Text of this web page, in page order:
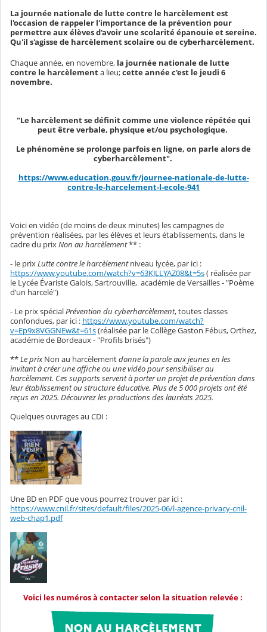
La journée nationale de lutte contre le harcèlement est
l'occasion de rappeler l'importance de la prévention pour
permettre aux élèves d'avoir une scolarité épanouie et sereine.
Qu'il s'agisse de harcèlement scolaire ou de cyberharcèlement.
Chaque année, en novembre, la journée nationale de lutte
contre le harcèlementa lieu;cette année c'est le jeudi 6
novembre.
"Le harcèlement se définit comme une violence répétée qui
peut être verbale, physique et/ou psychologique.
Le phénomène se prolonge parfois en ligne, on parle alors de
cyberharcèlement".
https://www.education.gouv.fr/journee-nationale-de-lutte-
contre-le-harcelement-l-ecole-941
Voici en vidéo (de moins de deux minutes) les campagnes de
prévention réalisées, par les élèves et leurs établissements, dans le
cadre du prixNon au harcèlement** :
- le prixLutte contre le harcèlementniveau lycée, par ici :
https://www.youtube.com/watch?v=63KJLLYAZ08&t=5s( réalisée par
le Lycée Évariste Galois, Sartrouville, académie de Versailles - "Poème
d’un harcelé")
- Le prix spécialPrévention du cyberharcèlement, toutes classes
confondues, par ici : https://www.youtube.com/watch?
v=Ep9x8VGGNEw&t=61s(réalisée par le Collège Gaston Fébus, Orthez,
académie de Bordeaux - "Profils brisés")
**Le prixNon au harcèlementdonne la parole aux jeunes en les
invitant à créer une affiche ou une vidéo pour sensibiliser au
harcèlement. Ces supports servent à porter un projet de prévention dans
leur établissement ou structure éducative. Plus de 5 000 projets ont été
reçus en 2025. Découvrez les productions des lauréats 2025.
Quelques ouvrages au CDI :
Une BD en PDF que vous pourrez trouver par ici :
https://www.cnil.fr/sites/default/files/2025-06/l-agence-privacy-cnil-
web-chap1.pdf
Voici les numéros à contacter selon la situation relevée :